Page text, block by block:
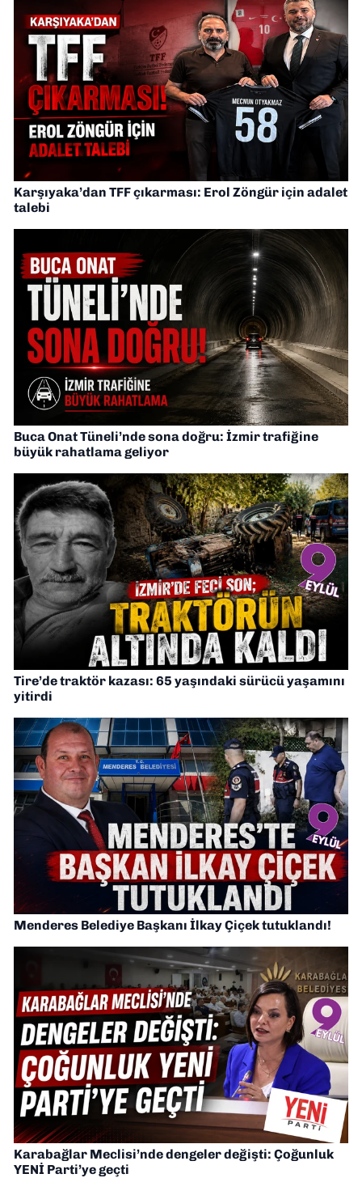
Karşıyaka’dan TFF çıkarması: Erol Zöngür için adalet
talebi
Buca Onat Tüneli’nde sona doğru: İzmir trafiğine
büyük rahatlama geliyor
Tire’de traktör kazası: 65 yaşındaki sürücü yaşamını
yitirdi
Menderes Belediye Başkanı İlkay Çiçek tutuklandı!
Karabağlar Meclisi’nde dengeler değişti: Çoğunluk
YENİ Parti’ye geçti